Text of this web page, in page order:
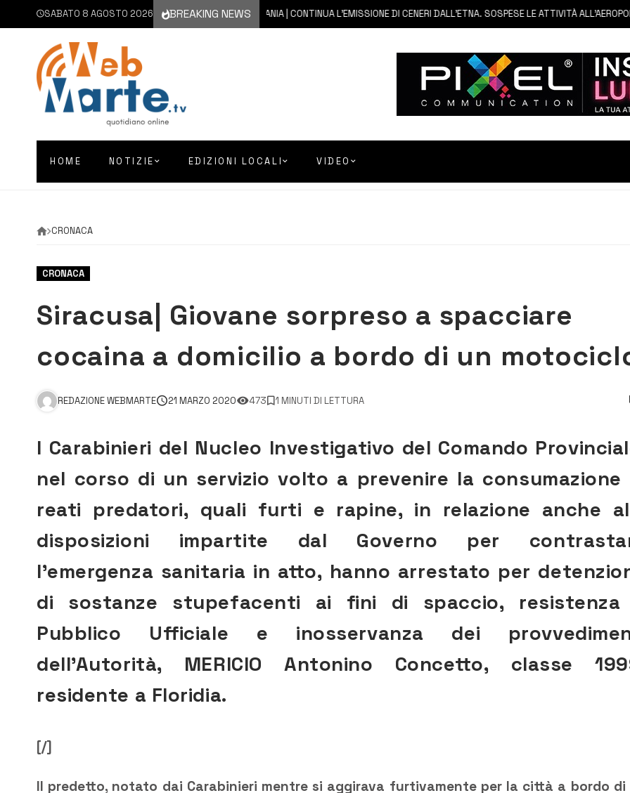
SABATO 8 AGOSTO 2026 BREAKING NEWS
8 AGOSTO 2026 CATANIA | CONTINUA L’EMISSIONE DI CENERI DALL’ETNA. SOSPESE LE ATTIVITÀ ALL’AEROPORTO
HOME NOTIZIE EDIZIONI LOCALI VIDEO
CRONACA
CRONACA
Siracusa| Giovane sorpreso a spacciare
cocaina a domicilio a bordo di un
REDAZIONE WEBMARTE 21 MARZO 2020 473 1 MINUTI DI LETTURA
I Carabinieri del Nucleo Investigativo del Comando
nel corso di un servizio volto a prevenire la consumazione
reati predatori, quali furti e rapine, in relazione anche
disposizioni impartite dal Governo per
l’emergenza sanitaria in atto, hanno arrestato per
di sostanze stupefacenti ai fini di spaccio, resistenza
Pubblico Ufficiale e inosservanza dei
dell’Autorità, MERICIO Antonino Concetto, classe
residente a Floridia.
[/]
Il predetto, notato dai Carabinieri mentre si aggirava furtivamente per la città a bordo di